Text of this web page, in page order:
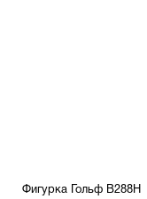
Фигурка Гольф B288H